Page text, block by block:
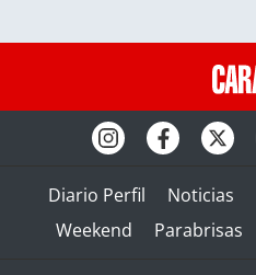
Diario Perfil Noticias
Weekend
Parabrisas